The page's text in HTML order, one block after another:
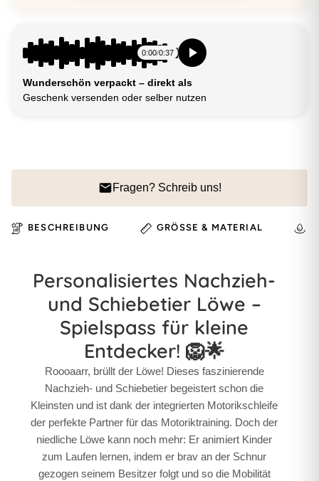
0:00/0:37
Wunderschön verpackt – direkt als
Geschenk versenden oder selber nutzen
Fragen? Schreib uns!
BESCHREIBUNG GRÖSSE & MATERIAL
Personalisiertes Nachzieh-
und Schiebetier Löwe –
Spielspass für kleine
Entdecker! 🦁🌟
Roooaarr, brüllt der Löwe! Dieses faszinierende
Nachzieh- und Schiebetier begeistert schon die
Kleinsten und ist dank der integrierten Motorikschleife
der perfekte Partner für das Motoriktraining. Doch der
niedliche Löwe kann noch mehr: Er animiert Kinder
zum Laufen lernen, indem er brav an der Schnur
gezogen seinem Besitzer folgt und so die Mobilität